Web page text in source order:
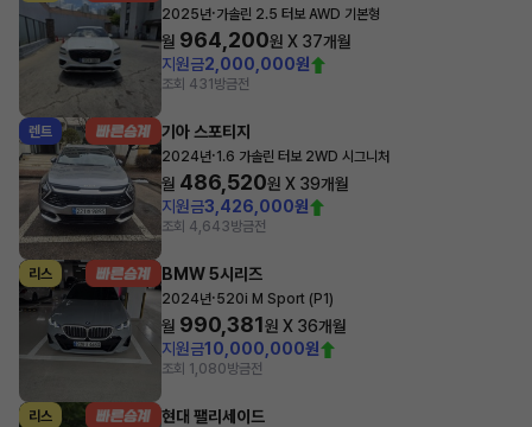
2025년·가솔린 2.5 터보 AWD 기본형
월 964,200원 X 37개월
지원금2,000,000원
조회 431 방금전
렌트 기아 스포티지
2024년·1.6 가솔린 터보 2WD 시그니처
월 486,520원 X 39개월
지원금3,426,000원
조회 4,643방금전
리스 BMW 5시리즈
2024년·520i M Sport (P1)
월 990,381원 X 36개월
지원금10,000,000원
조회 1,080방금전
리스 현대 팰리세이드